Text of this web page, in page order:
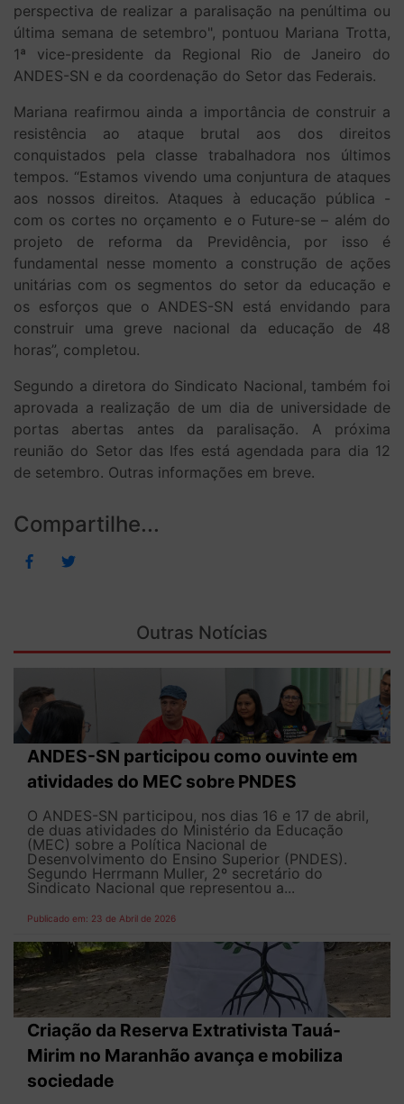
perspectiva de realizar a paralisação na penúltima ou
última semana de setembro", pontuou Mariana Trotta,
1ª vice-presidente da Regional Rio de Janeiro do
ANDES-SN e da coordenação do Setor das Federais.
Mariana reafirmou ainda a importância de construir a
resistência ao ataque brutal aos dos direitos
conquistados pela classe trabalhadora nos últimos
tempos. “Estamos vivendo uma conjuntura de ataques
aos nossos direitos. Ataques à educação pública -
com os cortes no orçamento e o Future-se – além do
projeto de reforma da Previdência, por isso é
fundamental nesse momento a construção de ações
unitárias com os segmentos do setor da educação e
os esforços que o ANDES-SN está envidando para
construir uma greve nacional da educação de 48
horas”, completou.
Segundo a diretora do Sindicato Nacional, também foi
aprovada a realização de um dia de universidade de
portas abertas antes da paralisação. A próxima
reunião do Setor das Ifes está agendada para dia 12
de setembro. Outras informações em breve.
Compartilhe...
Outras Notícias
ANDES-SN participou como ouvinte em
atividades do MEC sobre PNDES
O ANDES-SN participou, nos dias 16 e 17 de abril,
de duas atividades do Ministério da Educação
(MEC) sobre a Política Nacional de
Desenvolvimento do Ensino Superior (PNDES).
Segundo Herrmann Muller, 2º secretário do
Sindicato Nacional que representou a...
Publicado em: 23 de Abril de 2026
Criação da Reserva Extrativista Tauá-
Mirim no Maranhão avança e mobiliza
sociedade